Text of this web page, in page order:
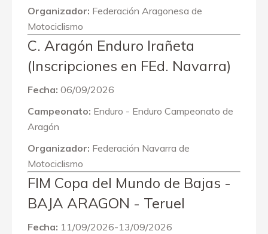
Organizador: Federación Aragonesa de
Motociclismo
C. Aragón Enduro Irañeta
(Inscripciones en FEd. Navarra)
Fecha: 06/09/2026
Campeonato: Enduro - Enduro Campeonato de
Aragón
Organizador: Federación Navarra de
Motociclismo
FIM Copa del Mundo de Bajas -
BAJA ARAGON - Teruel
Fecha: 11/09/2026-13/09/2026